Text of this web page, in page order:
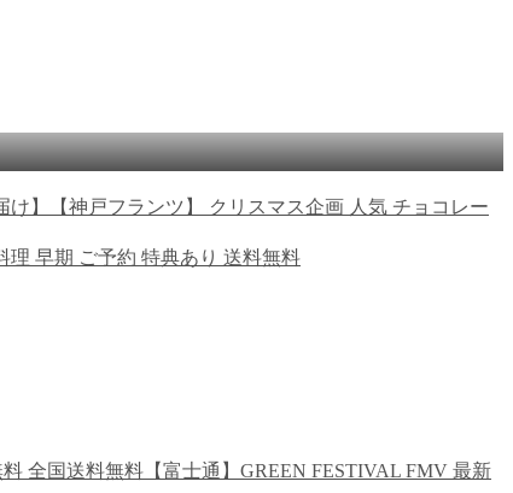
【神戸フランツ】 クリスマス企画 人気 チョコレー
理 早期 ご予約 特典あり 送料無料
【富士通】GREEN FESTIVAL FMV 最新